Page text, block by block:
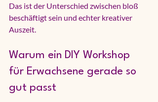
Das ist der Unterschied zwischen bloß
beschäftigt sein und echter kreativer
Auszeit.
Warum ein DIY Workshop
für Erwachsene gerade so
gut passt